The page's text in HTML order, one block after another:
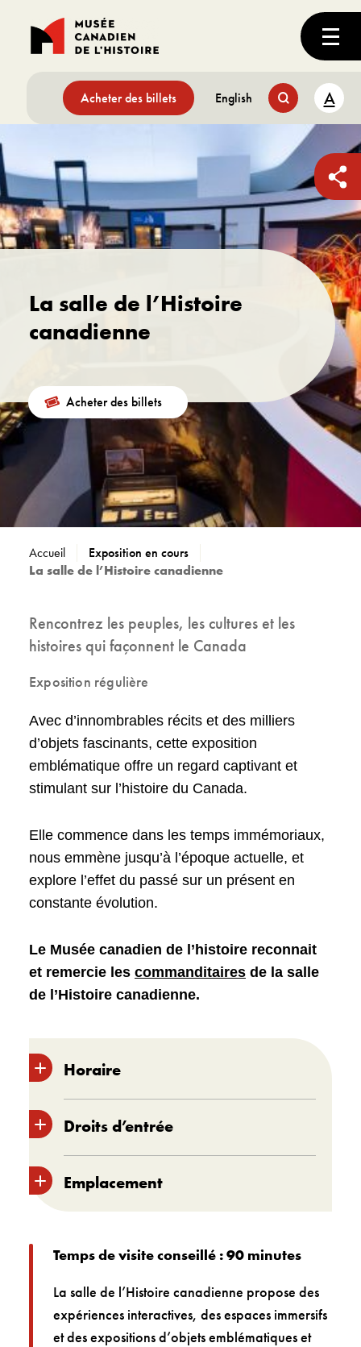
Acheter des billets English A
La salle de l’Histoire
canadienne
Acheter des billets
Accueil
Exposition en cours
La salle de l’Histoire canadienne
Rencontrez les peuples, les cultures et les
histoires qui façonnent le Canada
Exposition régulière
Avec d’innombrables récits et des milliers
d’objets fascinants, cette exposition
emblématique offre un regard captivant et
stimulant sur l’histoire du Canada.
Elle commence dans les temps immémoriaux,
nous emmène jusqu’à l’époque actuelle, et
explore l’effet du passé sur un présent en
constante évolution.
Le Musée canadien de l’histoire reconnait
et remercie les commanditaires de la salle
de l’Histoire canadienne.
Horaire
Lun 9 h à 18 h
Mar 9 h à 18 h
Mer 9 h à 18 h
Jeu 9 h à 19 h
9 h à 18 h
Dim 9 h à 18 h
Droits d’entrée
Économisez 10 % lorsque vous
sujets à changement sans préavis.
nécessaires pourNapoléon –
L’épopée immersive.
Emplacement
Télécharger le guide du Musée
Algonquin (anishinabemowin)
(format PDF)
Temps de visite conseillé : 90 minutes
La salle de l’Histoire canadienne propose des
expériences interactives, des espaces immersifs
et des expositions d’objets emblématiques et